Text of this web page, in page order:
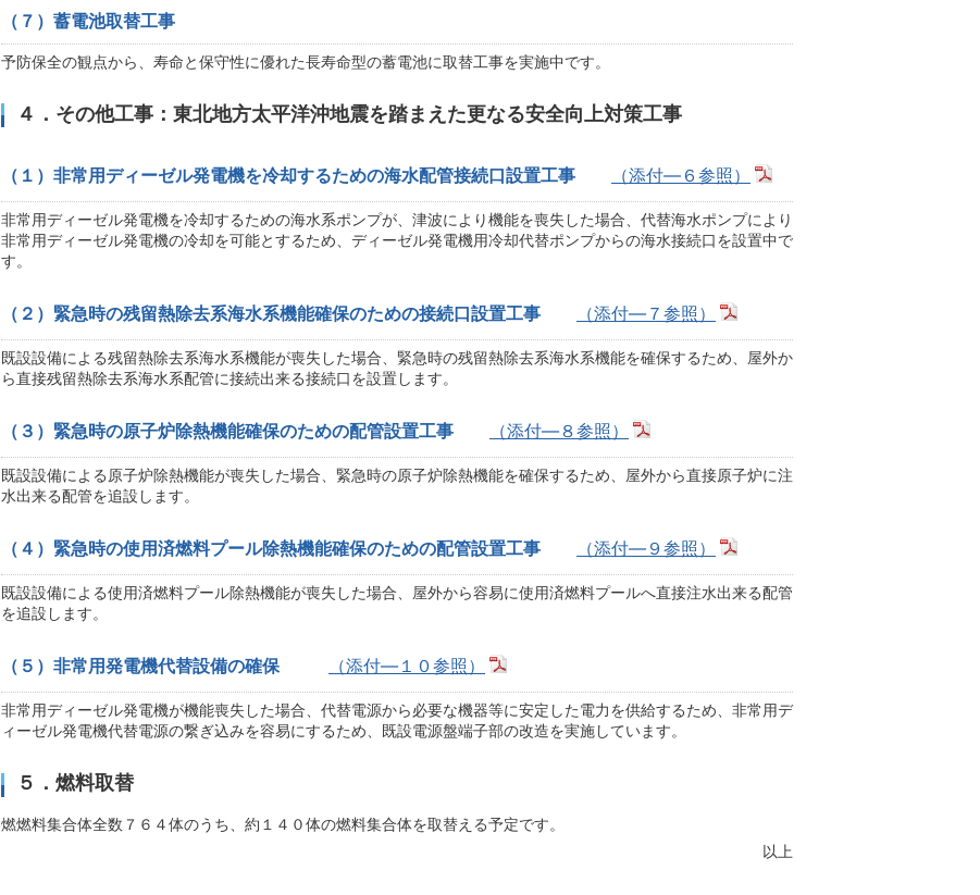
（７）蓄電池取替工事
予防保全の観点から、寿命と保守性に優れた長寿命型の蓄電池に取替工事を実施中です。
４．その他工事：東北地方太平洋沖地震を踏まえた更なる安全向上対策工事
（１）非常用ディーゼル発電機を冷却するための海水配管接続口設置工事 （添付―６参照）
非常用ディーゼル発電機を冷却するための海水系ポンプが、津波により機能を喪失した場合、代替海水ポンプにより
非常用ディーゼル発電機の冷却を可能とするため、ディーゼル発電機用冷却代替ポンプからの海水接続口を設置中で
す。
（２）緊急時の残留熱除去系海水系機能確保のための接続口設置工事 （添付―７参照）
既設設備による残留熱除去系海水系機能が喪失した場合、緊急時の残留熱除去系海水系機能を確保するため、屋外か
ら直接残留熱除去系海水系配管に接続出来る接続口を設置します。
（３）緊急時の原子炉除熱機能確保のための配管設置工事 （添付―８参照）
既設設備による原子炉除熱機能が喪失した場合、緊急時の原子炉除熱機能を確保するため、屋外から直接原子炉に注
水出来る配管を追設します。
（４）緊急時の使用済燃料プール除熱機能確保のための配管設置工事 （添付―９参照）
既設設備による使用済燃料プール除熱機能が喪失した場合、屋外から容易に使用済燃料プールへ直接注水出来る配管
を追設します。
（５）非常用発電機代替設備の確保 （添付―１０参照）
非常用ディーゼル発電機が機能喪失した場合、代替電源から必要な機器等に安定した電力を供給するため、非常用デ
ィーゼル発電機代替電源の繋ぎ込みを容易にするため、既設電源盤端子部の改造を実施しています。
５．燃料取替
燃燃料集合体全数７６４体のうち、約１４０体の燃料集合体を取替える予定です。
以上